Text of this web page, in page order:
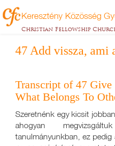
Keresztény Közösség
Christian Fellowship
47 Add vissza, ami
Transcript of 47 Give
What Belongs To
Szeretnénk egy kicsit
ahogyan
tanulmányunkban, ez